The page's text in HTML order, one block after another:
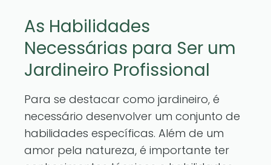
As Habilidades
Necessárias para Ser um
Jardineiro Profissional
Para se destacar como jardineiro, é
necessário desenvolver um conjunto de
habilidades específicas. Além de um
amor pela natureza, é importante ter